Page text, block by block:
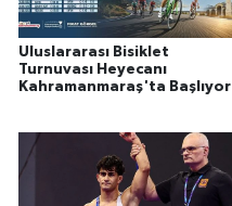
Uluslararası Bisiklet
Turnuvası Heyecanı
Kahramanmaraş'ta Başlıyor